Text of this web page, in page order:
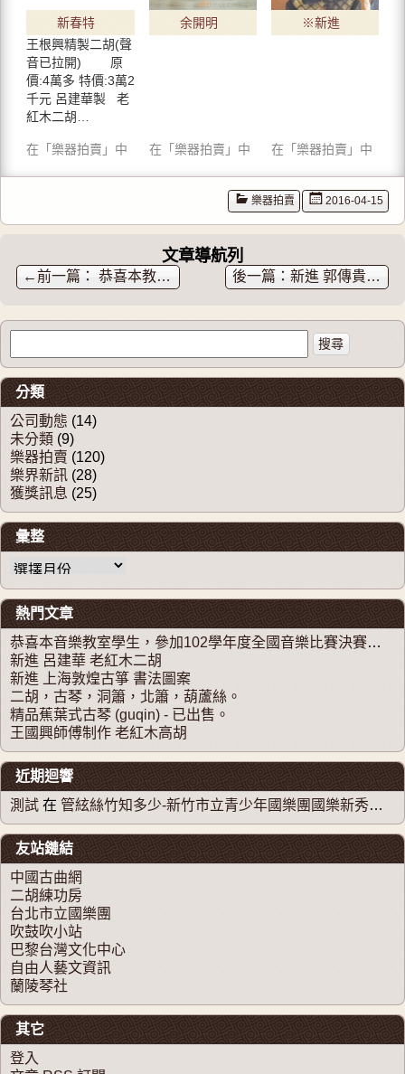
窗
啟
)
k
(
在
新
視
窗
中
開
啟
)
新
中
開
啟
)
新春特
賣 二胡
名家精
品
王根興精製二胡(聲
音已拉開) 原
價:4萬多 特價:3萬2
千元 呂建華製 老
紅木二胡…
在「樂器拍賣」中
余開明
在「樂器拍賣」中
※新進
已出售
在「樂器拍賣」中
樂器拍賣 2016-04-15
文章導航列
← 恭喜本教室學生獲獎!! 百宣音樂教室 全國音樂比賽得獎學生名單 新進 郭傳貴 特級笛膜
分類
公司動態 (14)
未分類 (9)
樂器拍賣 (120)
樂界新訊 (28)
獲獎訊息 (25)
彙整
彙整
熱門文章
恭喜本音樂教室學生，參加102學年度全國音樂比賽決賽， 獲獎無數!!!!!!
新進 呂建華 老紅木二胡
新進 上海敦煌古箏 書法圖案
二胡，古琴，洞簫，北簫，葫蘆絲。
精品蕉葉式古琴 (guqin) - 已出售。
王國興師傅制作 老紅木高胡
近期迴響
測試 在 管絃絲竹知多少-新竹市立青少年國樂團國樂新秀系列音樂會
友站鏈結
中國古曲網
二胡練功房
台北市立國樂團
吹鼓吹小站
巴黎台灣文化中心
自由人藝文資訊
蘭陵琴社
其它
登入